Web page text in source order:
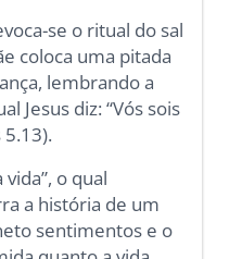
se o ritual do sal
coloca uma pitada
lembrando a
Jesus diz: “Vós sois
o qual
a história de um
sentimentos e o